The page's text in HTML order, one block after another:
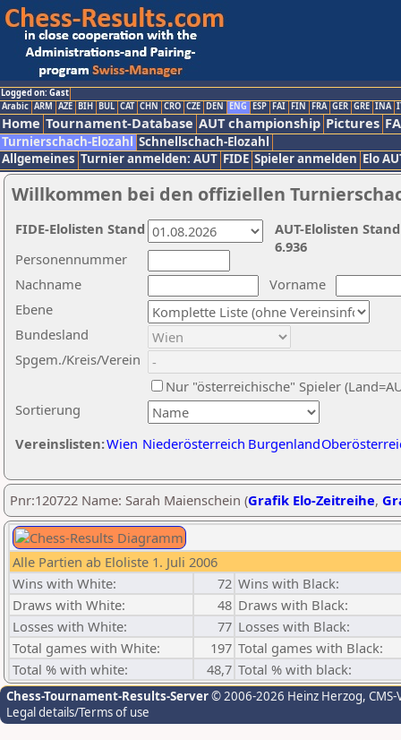
Logged on: Gast
Arabic ARM AZE BIH BUL CAT CHN CRO CZE DEN ENG ESP FAI FIN FRA GER GRE INA
Home Tournament-Database AUT championship Pictures
Turnierschach-Elozahl Schnellschach-Elozahl
Allgemeines Turnier anmelden: AUT FIDE Spieler anmelden Elo
Willkommen bei den offiziellen
Nachname
Vorname
Ebene
Sortierung
Personennummer
Bundesland
Spgem./Kreis/Verein
Nur "österreichische" Spieler
Vereinslisten:Wien Niederösterreich Burgenland
AUT-Elolisten
6.936
FIDE-Elolisten Stand
Pnr:120722 Name: Sarah Maienschein (Grafik Elo-Zeitreihe,
Alle Partien ab Eloliste 1. Juli 2006
Wins with White:
72 Wins with Black:
Draws with White:
48 Draws with Black:
Losses with White:
77 Losses with Black:
Total games with White:
197 Total games with Black:
Total % with white:
48,7 Total % with black:
Chess-Tournament-Results-Server© 2006-2026 Heinz Herzog,
Legal details/Terms of use